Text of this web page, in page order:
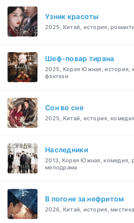
Узник красоты
2025, Китай, история,
Шеф-повар тирана
2025, Корея Южная, история,
фэнтези
Cон во сне
2025, Китай, история,
Наследники
2013, Корея Южная, комедия,
мелодрама
В погоне за нефритом
2026, Китай, история,